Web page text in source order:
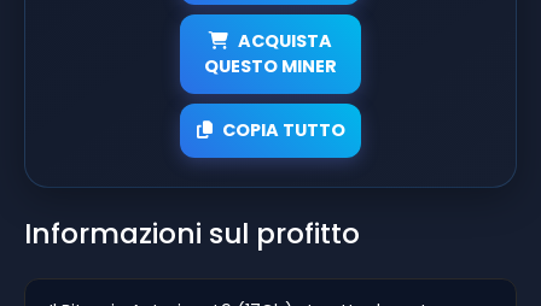
ACQUISTA
QUESTO MINER
COPIA TUTTO
Informazioni sul profitto